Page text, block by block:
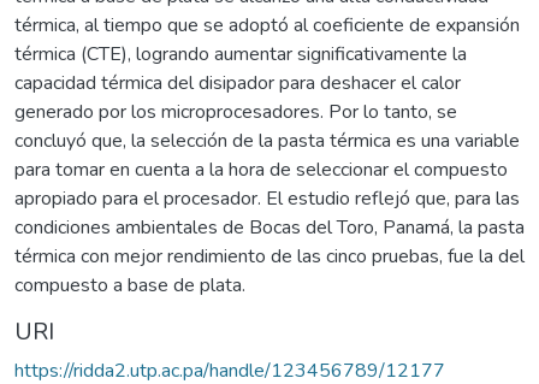
térmica, al tiempo que se adoptó al coeficiente de expansión
térmica (CTE), logrando aumentar significativamente la
capacidad térmica del disipador para deshacer el calor
generado por los microprocesadores. Por lo tanto, se
concluyó que, la selección de la pasta térmica es una variable
para tomar en cuenta a la hora de seleccionar el compuesto
apropiado para el procesador. El estudio reflejó que, para las
condiciones ambientales de Bocas del Toro, Panamá, la pasta
térmica con mejor rendimiento de las cinco pruebas, fue la del
compuesto a base de plata.
URI
https://ridda2.utp.ac.pa/handle/123456789/12177